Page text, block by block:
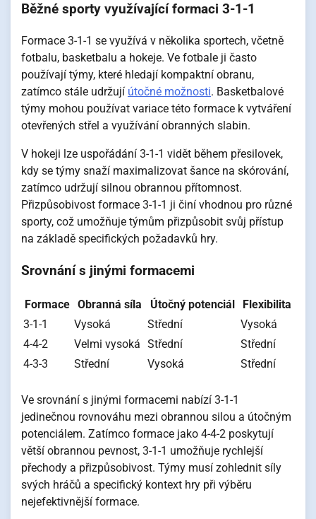
Běžné sporty využívající formaci 3-1-1
Formace 3-1-1 se využívá v několika sportech, včetně
fotbalu, basketbalu a hokeje. Ve fotbale ji často
používají týmy, které hledají kompaktní obranu,
zatímco stále udržují útočné možnosti. Basketbalové
týmy mohou používat variace této formace k vytváření
otevřených střel a využívání obranných slabin.
V hokeji lze uspořádání 3-1-1 vidět během přesilovek,
kdy se týmy snaží maximalizovat šance na skórování,
zatímco udržují silnou obrannou přítomnost.
Přizpůsobivost formace 3-1-1 ji činí vhodnou pro různé
sporty, což umožňuje týmům přizpůsobit svůj přístup
na základě specifických požadavků hry.
Srovnání s jinými formacemi
Formace Obranná síla Útočný potenciál
Flexibilita
3-1-1
Vysoká Střední
Vysoká
4-4-2
Velmi vysoká Střední
Střední
4-3-3
Střední Vysoká Střední
Ve srovnání s jinými formacemi nabízí 3-1-1
jedinečnou rovnováhu mezi obrannou silou a útočným
potenciálem. Zatímco formace jako 4-4-2 poskytují
větší obrannou pevnost, 3-1-1 umožňuje rychlejší
přechody a přizpůsobivost. Týmy musí zohlednit síly
svých hráčů a specifický kontext hry při výběru
nejefektivnější formace.